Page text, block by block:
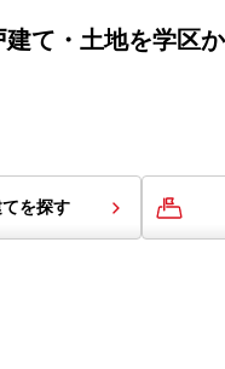
建て・土地を学区
を探す